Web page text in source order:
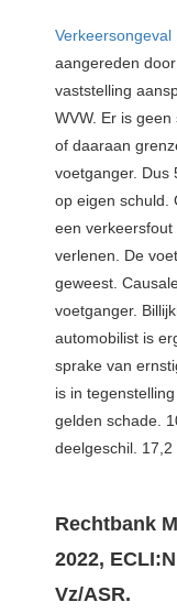
Verkeersongeval
aangereden
vaststelling
WVW. Er is
of daaraan
voetganger. Dus
op eigen schuld.
een
verlenen. De
geweest.
voetganger.
automobilist is
sprake van
is in
gelden schade.
deelgeschil. 17,2
Rechtbank
2022,
Vz/ASR.